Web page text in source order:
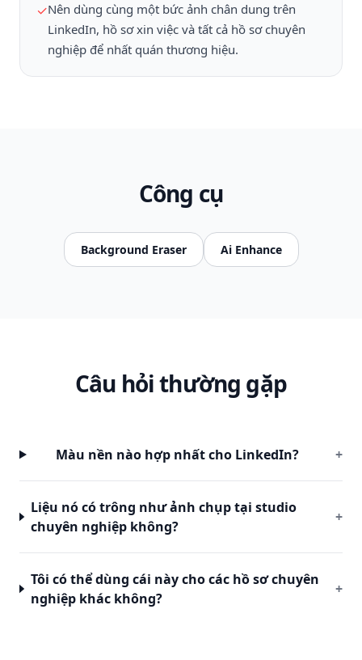
✓Nên dùng cùng một bức ảnh chân dung trên
LinkedIn, hồ sơ xin việc và tất cả hồ sơ chuyên
nghiệp để nhất quán thương hiệu.
Công cụ
Background Eraser Ai Enhance
Câu hỏi thường gặp
Màu nền nào hợp nhất cho LinkedIn? +
Liệu nó có trông như ảnh chụp tại studio
chuyên nghiệp không?
+
Tôi có thể dùng cái này cho các hồ sơ chuyên
nghiệp khác không?
+